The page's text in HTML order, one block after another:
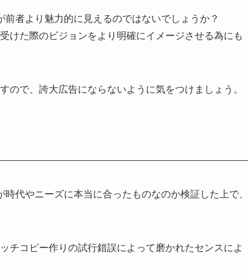
者より魅力的に見えるのではないでしょうか？
けた際のビジョンをより明確にイメージさせる為にも
ので、誇大広告にならないように気をつけましょう。
時代やニーズに本当に合ったものなのか検証した上で、
チコピー作りの試行錯誤によって磨かれたセンスによ